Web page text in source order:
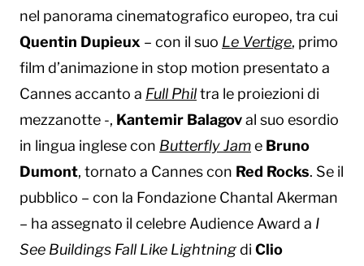
nel panorama cinematografico europeo, tra cui
Quentin Dupieux – con il suo Le Vertige, primo
film d’animazione in stop motion presentato a
Cannes accanto a Full Philtra le proiezioni di
mezzanotte -, Kantemir Balagoval suo esordio
in lingua inglese con Butterfly Jame Bruno
Dumont, tornato a Cannes con Red Rocks. Se il
pubblico – con la Fondazione Chantal Akerman
– ha assegnato il celebre Audience Award a I
See Buildings Fall Like Lightningdi Clio